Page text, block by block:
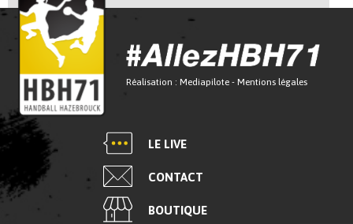
Réalisation : Mediapilote - Mentions légales
LE LIVE
CONTACT
BOUTIQUE